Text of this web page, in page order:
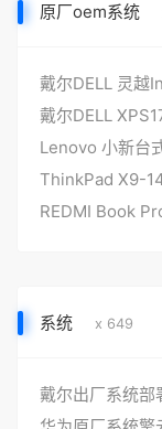
原厂oem系统
系统 x 649